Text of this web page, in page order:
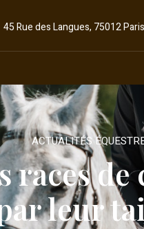
45 Rue des Langues, 75012
ACTUALITÉS
races
leur